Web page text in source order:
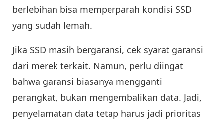
berlebihan bisa memperparah kondisi SSD
yang sudah lemah.
Jika SSD masih bergaransi, cek syarat garansi
dari merek terkait. Namun, perlu diingat
bahwa garansi biasanya mengganti
perangkat, bukan mengembalikan data. Jadi,
penyelamatan data tetap harus jadi prioritas